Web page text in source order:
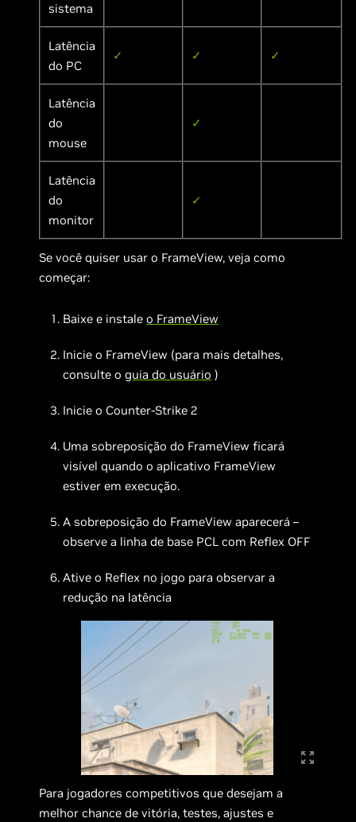
sistema
Latência
do PC
✓ ✓ ✓
Latência
do
mouse
✓
Latência
do
monitor
✓
Se você quiser usar o FrameView, veja como
começar:
Baixe e instaleo FrameView
Inicie o FrameView (para mais detalhes,
consulte oguia do usuário )
Inicie o Counter-Strike 2
Uma sobreposição do FrameView ficará
visível quando o aplicativo FrameView
estiver em execução.
A sobreposição do FrameView aparecerá –
observe a linha de base PCL com Reflex OFF
Ative o Reflex no jogo para observar a
redução na latência
Para jogadores competitivos que desejam a
melhor chance de vitória, testes, ajustes e